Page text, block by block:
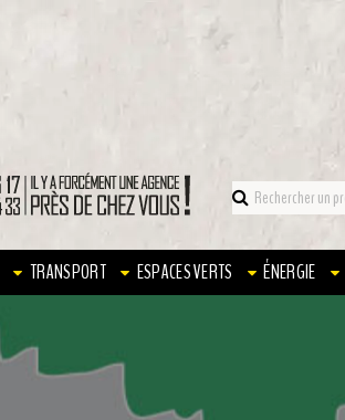
TRANSPORT ESPACES VERTS ÉNERGIE